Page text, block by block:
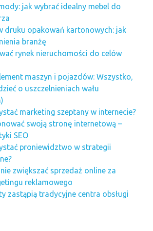
jak wybrać idealny mebel do
druku opakowań kartonowych: jak
branżę
rynek nieruchomości do celów
maszyn i pojazdów: Wszystko,
o uszczelnieniach wału
marketing szeptany w internecie?
swoją stronę internetową –
SEO
proniewidztwo w strategii
zwiększać sprzedaż online za
reklamowego
zastąpią tradycyjne centra obsługi